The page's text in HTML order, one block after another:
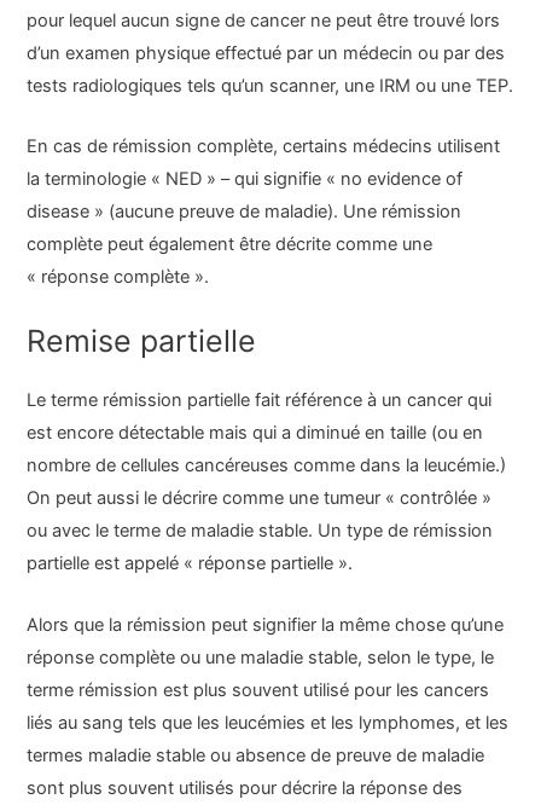
pour lequel aucun signe de cancer ne peut être trouvé lors
d’un examen physique effectué par un médecin ou par des
tests radiologiques tels qu’un scanner, une IRM ou une TEP.
En cas de rémission complète, certains médecins utilisent
la terminologie « NED » – qui signifie « no evidence of
disease » (aucune preuve de maladie). Une rémission
complète peut également être décrite comme une
« réponse complète ».
Remise partielle
Le terme rémission partielle fait référence à un cancer qui
est encore détectable mais qui a diminué en taille (ou en
nombre de cellules cancéreuses comme dans la leucémie.)
On peut aussi le décrire comme une tumeur « contrôlée »
ou avec le terme de maladie stable. Un type de rémission
partielle est appelé « réponse partielle ».
Alors que la rémission peut signifier la même chose qu’une
réponse complète ou une maladie stable, selon le type, le
terme rémission est plus souvent utilisé pour les cancers
liés au sang tels que les leucémies et les lymphomes, et les
termes maladie stable ou absence de preuve de maladie
sont plus souvent utilisés pour décrire la réponse des